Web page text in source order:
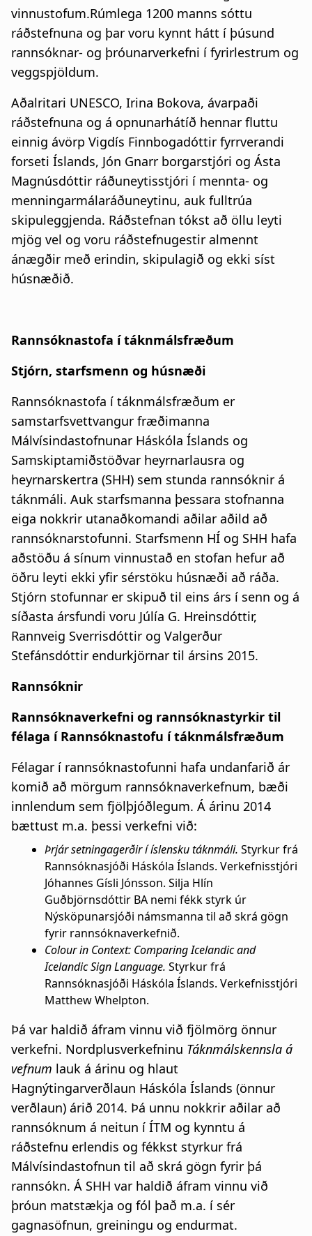
vinnustofum.Rúmlega 1200 manns sóttu
ráðstefnuna og þar voru kynnt hátt í þúsund
rannsóknar- og þróunarverkefni í fyrirlestrum og
veggspjöldum.
Aðalritari UNESCO, Irina Bokova, ávarpaði
ráðstefnuna og á opnunarhátíð hennar fluttu
einnig ávörp Vigdís Finnbogadóttir fyrrverandi
forseti Íslands, Jón Gnarr borgarstjóri og Ásta
Magnúsdóttir ráðuneytisstjóri í mennta- og
menningarmálaráðuneytinu, auk fulltrúa
skipuleggjenda. Ráðstefnan tókst að öllu leyti
mjög vel og voru ráðstefnugestir almennt
ánægðir með erindin, skipulagið og ekki síst
húsnæðið.
Rannsóknastofa í táknmálsfræðum
Stjórn, starfsmenn og húsnæði
Rannsóknastofa í táknmálsfræðum er
samstarfsvettvangur fræðimanna
Málvísindastofnunar Háskóla Íslands og
Samskiptamiðstöðvar heyrnarlausra og
heyrnarskertra (SHH) sem stunda rannsóknir á
táknmáli. Auk starfsmanna þessara stofnanna
eiga nokkrir utanaðkomandi aðilar aðild að
rannsóknarstofunni. Starfsmenn HÍ og SHH hafa
aðstöðu á sínum vinnustað en stofan hefur að
öðru leyti ekki yfir sérstöku húsnæði að ráða.
Stjórn stofunnar er skipuð til eins árs í senn og á
síðasta ársfundi voru Júlía G. Hreinsdóttir,
Rannveig Sverrisdóttir og Valgerður
Stefánsdóttir endurkjörnar til ársins 2015.
Rannsóknir
Rannsóknaverkefni og rannsóknastyrkir til
félaga í Rannsóknastofu í táknmálsfræðum
Félagar í rannsóknastofunni hafa undanfarið ár
komið að mörgum rannsóknaverkefnum, bæði
innlendum sem fjölþjóðlegum. Á árinu 2014
bættust m.a. þessi verkefni við:
Þrjár setningagerðir í íslensku táknmáli. Styrkur frá
Rannsóknasjóði Háskóla Íslands. Verkefnisstjóri
Jóhannes Gísli Jónsson. Silja Hlín
Guðbjörnsdóttir BA nemi fékk styrk úr
Nýsköpunarsjóði námsmanna til að skrá gögn
fyrir rannsóknaverkefnið.
Colour in Context: Comparing Icelandic and
Icelandic Sign Language. Styrkur frá
Rannsóknasjóði Háskóla Íslands. Verkefnisstjóri
Matthew Whelpton.
Þá var haldið áfram vinnu við fjölmörg önnur
verkefni. Nordplusverkefninu Táknmálskennsla á
vefnum lauk á árinu og hlaut
Hagnýtingarverðlaun Háskóla Íslands (önnur
verðlaun) árið 2014. Þá unnu nokkrir aðilar að
rannsóknum á neitun í ÍTM og kynntu á
ráðstefnu erlendis og fékkst styrkur frá
Málvísindastofnun til að skrá gögn fyrir þá
rannsókn. Á SHH var haldið áfram vinnu við
þróun matstækja og fól það m.a. í sér
gagnasöfnun, greiningu og endurmat.